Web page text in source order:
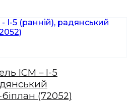
ICM – І-5
(72052)